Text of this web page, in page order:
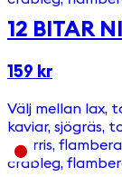
12 BITAR
159 kr
Välj mellan lax,
kaviar, sjögräs,
sparris,
crableg,